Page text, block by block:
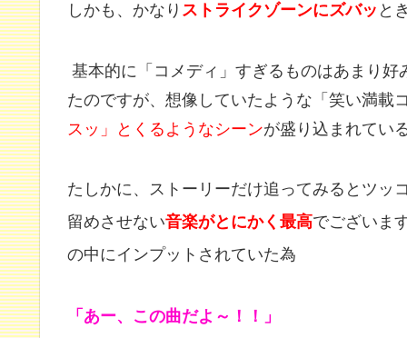
しかも、かなり ストライクゾーンにズバッ と
基本的に「コメディ」すぎるものはあまり
たのですが、想像していたような「笑い満載
スッ」とくるようなシーンが盛り込まれてい
たしかに、ストーリーだけ追ってみるとツッ
留めさせない音楽がとにかく最高でございま
の中にインプットされていた為
「あー、この曲だよ～！！」